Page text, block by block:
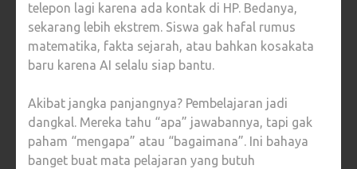
telepon lagi karena ada kontak di HP. Bedanya,
sekarang lebih ekstrem. Siswa gak hafal rumus
matematika, fakta sejarah, atau bahkan kosakata
baru karena AI selalu siap bantu.
Akibat jangka panjangnya? Pembelajaran jadi
dangkal. Mereka tahu “apa” jawabannya, tapi gak
paham “mengapa” atau “bagaimana”. Ini bahaya
banget buat mata pelajaran yang butuh